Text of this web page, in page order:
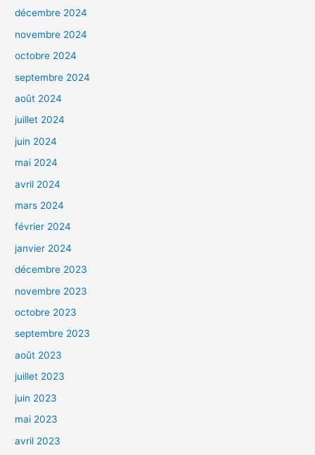
décembre 2024
novembre 2024
octobre 2024
septembre 2024
août 2024
juillet 2024
juin 2024
mai 2024
avril 2024
mars 2024
février 2024
janvier 2024
décembre 2023
novembre 2023
octobre 2023
septembre 2023
août 2023
juillet 2023
juin 2023
mai 2023
avril 2023